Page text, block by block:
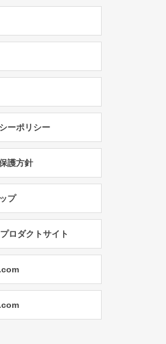
ーポリシー
護方針
プ
ロダクトサイト